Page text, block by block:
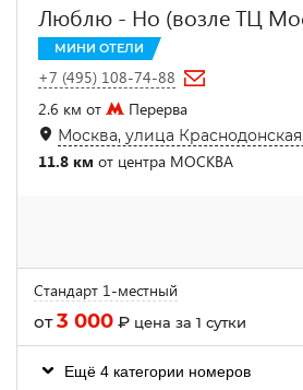
Люблю - Но (возле ТЦ
МИНИ ОТЕЛИ
+7 (495) 108-74-88
2.6 км от
Перерва
Москва, улица
11.8 км от центра МОСКВА
Стандарт 1-местный
от3 000 ₽ цена за 1 сутки
Ещё 4 категории номеров